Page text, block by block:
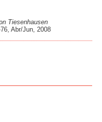
Tiesenhausen
Abr/Jun, 2008